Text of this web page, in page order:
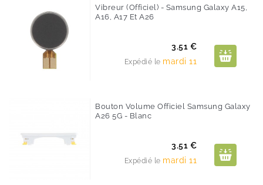
Vibreur (Officiel) - Samsung Galaxy A15,
A16, A17 Et A26
Prix
3.51 €
Expédié le mardi 11
Bouton Volume Officiel Samsung Galaxy
A26 5G - Blanc
Prix
3.51 €
Expédié le mardi 11